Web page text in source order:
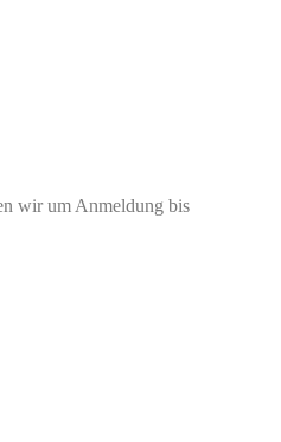
wir um Anmeldung bis